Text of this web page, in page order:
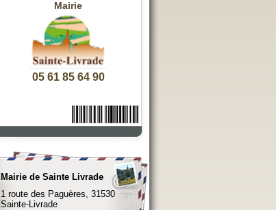
Mairie
05 61 85 64 90
Mairie de Sainte Livrade
1 route des Paguères, 31530
Sainte-Livrade